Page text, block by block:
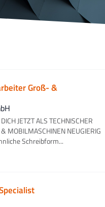
Groß- &
JETZT ALS TECHNISCHER
MOBILMASCHINEN NEUGIERIG
Schreibform...